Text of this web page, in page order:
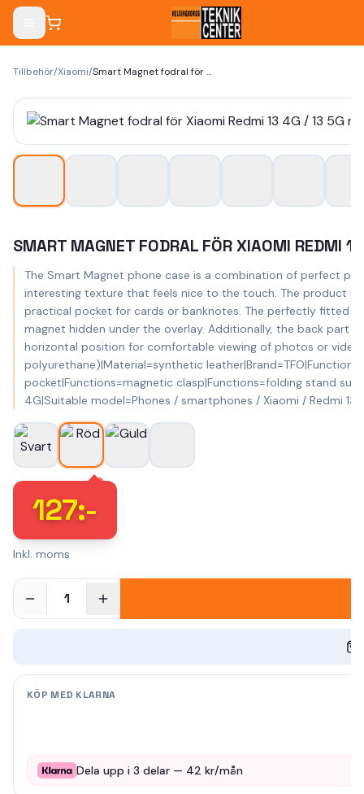
Tillbehör/Xiaomi/ Smart Magnet fodral för Xiaomi Redmi 13 4G / 13 5G röd
SMART MAGNET FODRAL FÖR XIAOMI REDMI
The Smart Magnet phone case is a combination of perfect
interesting texture that feels nice to the touch. The product
practical pocket for cards or banknotes. The perfectly fitted
magnet hidden under the overlay. Additionally, the back part
horizontal position for comfortable viewing of photos or
polyurethane)|Material=synthetic
pocket|Functions=magnetic clasp|Functions=folding stand
4G|Suitable model=Phones / smartphones / Xiaomi / Redmi
127:-
Inkl. moms
1
KÖP MED KLARNA
Dela upp i 3 delar — 42 kr/mån